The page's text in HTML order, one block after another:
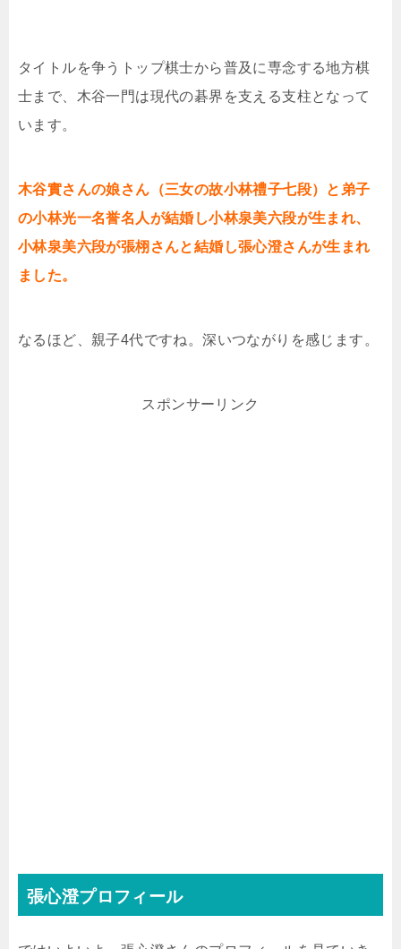
タイトルを争うトップ棋士から普及に専念する地方棋
士まで、木谷一門は現代の碁界を支える支柱となって
います。
木谷實さんの娘さん（三女の故小林禮子七段）と弟子
の小林光一名誉名人が結婚し小林泉美六段が生まれ、
小林泉美六段が張栩さんと結婚し張心澄さんが生まれ
ました。
なるほど、親子4代ですね。深いつながりを感じます。
スポンサーリンク
張心澄プロフィール